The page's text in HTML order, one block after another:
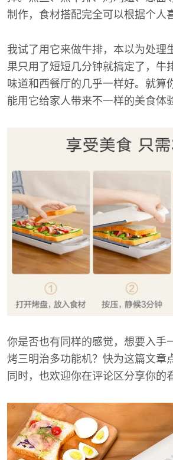
制作，食材搭配完全可以根据个人
我试了用它来做牛排，本以为处理
果只用了短短几分钟就搞定了，牛
味道和西餐厅的几乎一样好。就算
能用它给家人带来不一样的美食体
你是否也有同样的感觉，想要入手
烤三明治多功能机？快为这篇文章
同时，也欢迎你在评论区分享你的